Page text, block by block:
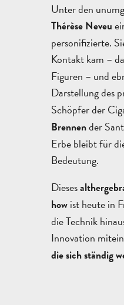
Unter den
Thérèse Neveu
personifizierte.
Kontakt kam –
Figuren – und
Darstellung des
Schöpfer der
Brennender
Erbe bleibt für
Bedeutung.
Dieses
how ist heute in
die Technik
Innovation
die sich ständig